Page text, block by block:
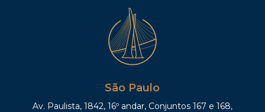
São Paulo
Av. Paulista, 1842, 16º andar, Conjuntos 167 e 168,